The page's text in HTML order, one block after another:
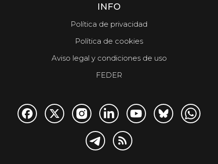
INFO
Política de privacidad
Política de cookies
Aviso legal y condiciones de uso
FEDER